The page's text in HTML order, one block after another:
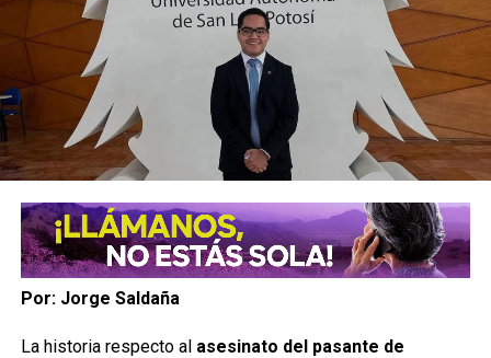
Por: Jorge Saldaña
La historia respecto al asesinato del pasante de